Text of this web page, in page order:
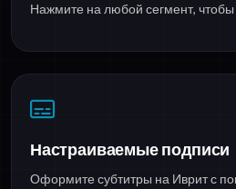
Нажмите на любой сегмент,
Настраиваемые подписи
Оформите субтитры на Иврит с